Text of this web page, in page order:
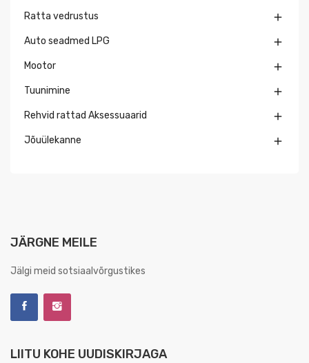
Ratta vedrustus 
Auto seadmed LPG 
Mootor 
Tuunimine 
Rehvid rattad Aksessuaarid 
Jõuülekanne 
JÄRGNE MEILE
Jälgi meid sotsiaalvõrgustikes
LIITU KOHE UUDISKIRJAGA